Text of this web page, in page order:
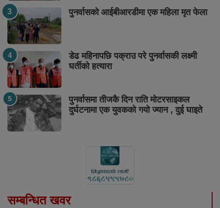
पुनर्वासको आईबीआरडीमा एक महिला मृत फेला
डेढ महिनापछि पक्राउ परे पुनर्वासकी लक्ष्मी
घर्तीको हत्यारा
पुनर्वासमा तीजकै दिन राति मोटरसाइकल
दुर्घटनामा एक युवकको गयो ज्यान , दुई घाइते
सम्बन्धित खवर